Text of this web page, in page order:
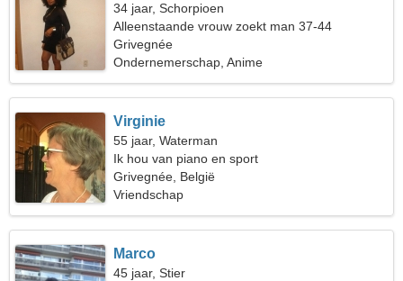
34 jaar, Schorpioen
Alleenstaande vrouw zoekt man 37-44
Grivegnée
Ondernemerschap, Anime
Virginie
55 jaar, Waterman
Ik hou van piano en sport
Grivegnée, België
Vriendschap
Marco
45 jaar, Stier